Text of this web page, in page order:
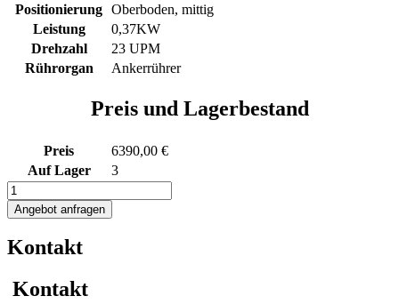
Positionierung Oberboden, mittig
Leistung
0,37KW
Drehzahl
23 UPM
Rührorgan
Ankerrührer
Preis und Lagerbestand
Preis
6390,00 €
Auf Lager
3
337L
Edelstahlbehälter
mit
Ankerrührwerk
Menge
Angebot anfragen
Kontakt
Kontakt